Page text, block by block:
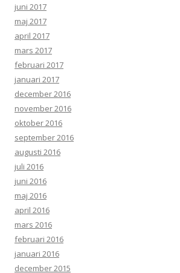
juni 2017
maj 2017
april 2017
mars 2017
februari 2017
januari 2017
december 2016
november 2016
oktober 2016
september 2016
augusti 2016
juli 2016
juni 2016
maj 2016
april 2016
mars 2016
februari 2016
januari 2016
december 2015